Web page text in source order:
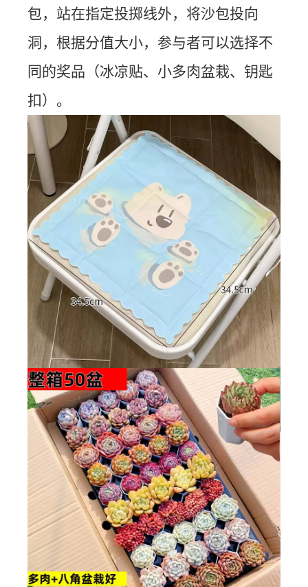
包，站在指定投掷线外，将沙包投向
洞，根据分值大小，参与者可以选择不
同的奖品（冰凉贴、小多肉盆栽、钥匙
扣）。